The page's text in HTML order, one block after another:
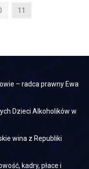
Page
11
– radca prawny Ewa
Dzieci Alkoholików w
wina z Republiki
kadry, płace i